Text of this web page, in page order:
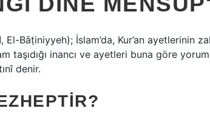
taşıdığı inancı ve ayetleri buna göre
denir.